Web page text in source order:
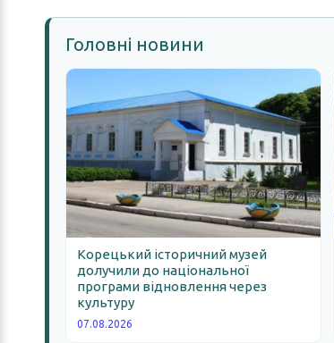
Головні новини
Корецький історичний музей
долучили до національної
програми відновлення через
культуру
07.08.2026